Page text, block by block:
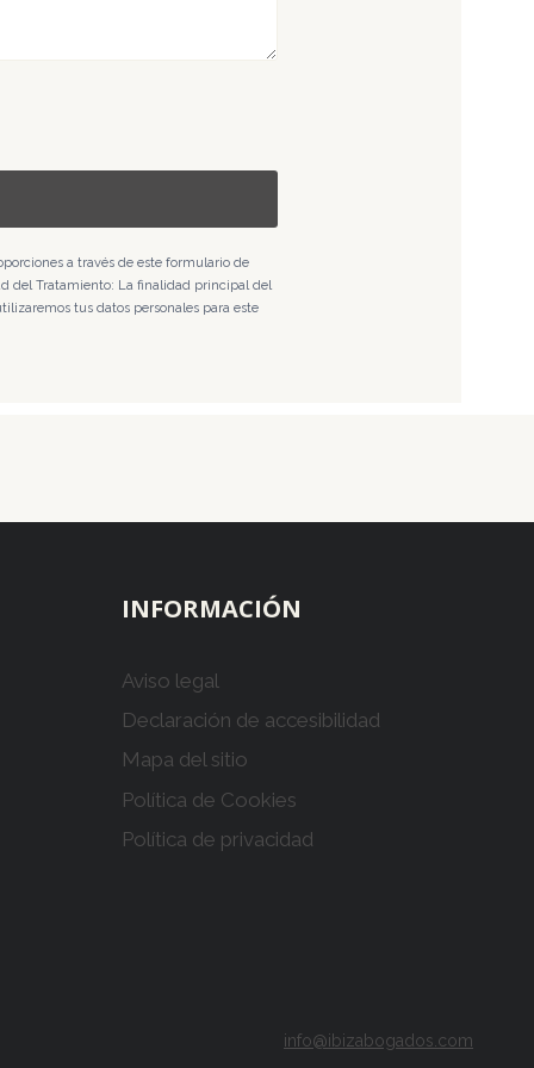
a través de este formulario de
del Tratamiento: La finalidad principal del
tus datos personales para este
INFORMACIÓN
Aviso legal
Declaración de accesibilidad
Mapa del sitio
Política de Cookies
Política de privacidad
info@ibizabogados.com